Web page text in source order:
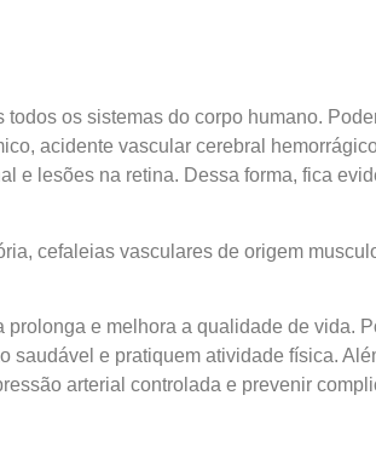
os sistemas do corpo humano.
acidente vascular cerebral
e lesões na retina. Dessa forma, fica
cefaleias vasculares de origem
e melhora a qualidade de vida.
saudável e pratiquem atividade física.
arterial controlada e prevenir